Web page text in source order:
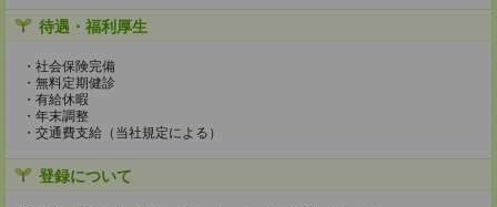
待遇・福利厚生
・社会保険完備
・無料定期健診
・有給休暇
・年末調整
・交通費支給（当社規定による）
登録について